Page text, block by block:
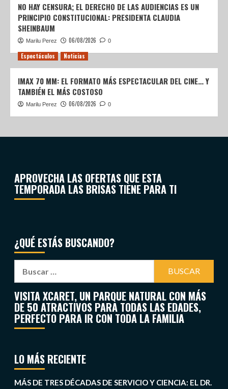
NO HAY CENSURA; EL DERECHO DE LAS AUDIENCIAS ES UN
PRINCIPIO CONSTITUCIONAL: PRESIDENTA CLAUDIA
SHEINBAUM
Marilu Perez 06/08/2026 0
Espectáculos Noticias
IMAX 70 MM: EL FORMATO MÁS ESPECTACULAR DEL CINE… Y
TAMBIÉN EL MÁS COSTOSO
Marilu Perez 06/08/2026 0
APROVECHA LAS OFERTAS QUE ESTA
TEMPORADA LAS BRISAS TIENE PARA TI
¿QUÉ ESTÁS BUSCANDO?
VISITA XCARET, UN PARQUE NATURAL CON MÁS
DE 50 ATRACTIVOS PARA TODAS LAS EDADES,
PERFECTO PARA IR CON TODA LA FAMILIA
LO MÁS RECIENTE
MÁS DE TRES DÉCADAS DE SERVICIO Y CIENCIA: EL DR.